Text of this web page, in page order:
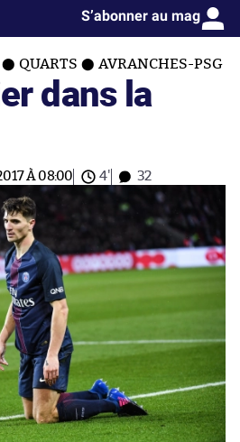
S’abonner au mag
QUARTS AVRANCHES-PSG
dans la
À 08:00 4' 32